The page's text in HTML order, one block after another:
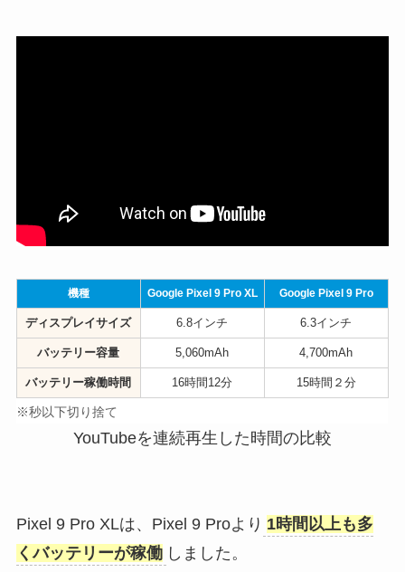
機種 Google Pixel 9 Pro XL Google Pixel 9 Pro
ディスプレイサイズ 6.8インチ 6.3インチ
バッテリー容量 5,060mAh 4,700mAh
バッテリー稼働時間 16時間12分 15時間２分
※秒以下切り捨て
YouTubeを連続再生した時間の比較
Pixel 9 Pro XLは、Pixel 9 Proより 1時間以上も多
くバッテリーが稼働 しました。